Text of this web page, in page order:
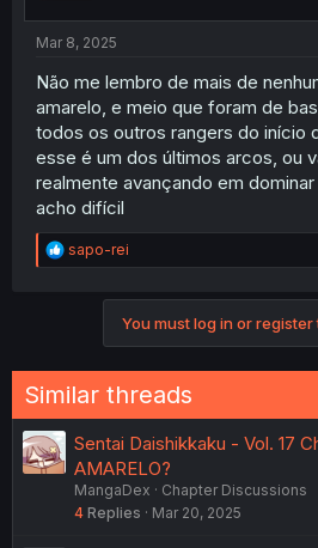
Mar 8, 2025
Não me lembro de mais de
amarelo, e meio que foram de
todos os outros rangers do início
esse é um dos últimos arcos, ou
realmente avançando em
acho difícil
R
e
n
s
:
sapo-rei
You must log in or register
Similar threads
Sentai Daishikkaku - Vol. 17
AMARELO?
MangaDex
Chapter Discussions
4 Replies Mar 20, 2025